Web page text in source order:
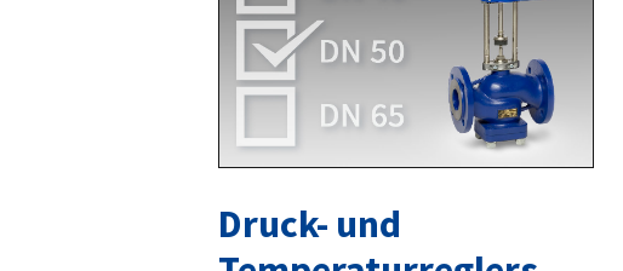
Druck- und